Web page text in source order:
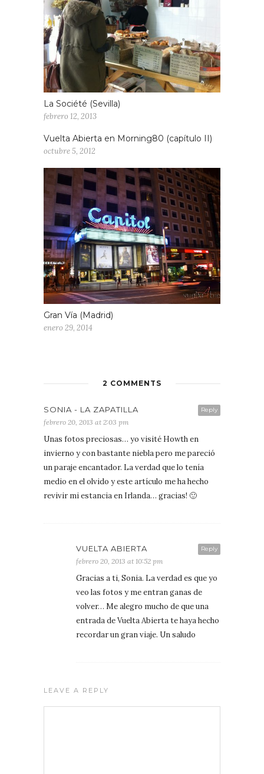
La Société (Sevilla)
febrero 12, 2013
Vuelta Abierta en Morning80 (capítulo II)
octubre 5, 2012
Gran Vía (Madrid)
enero 29, 2014
2 COMMENTS
Reply
SONIA - LA ZAPATILLA
febrero 20, 2013 at 2:03 pm
Unas fotos preciosas… yo visité Howth en
invierno y con bastante niebla pero me pareció
un paraje encantador. La verdad que lo tenía
medio en el olvido y este artículo me ha hecho
revivir mi estancia en Irlanda… gracias! 🙂
Reply
VUELTA ABIERTA
febrero 20, 2013 at 10:52 pm
Gracias a ti, Sonia. La verdad es que yo
veo las fotos y me entran ganas de
volver… Me alegro mucho de que una
entrada de Vuelta Abierta te haya hecho
recordar un gran viaje. Un saludo
LEAVE A REPLY